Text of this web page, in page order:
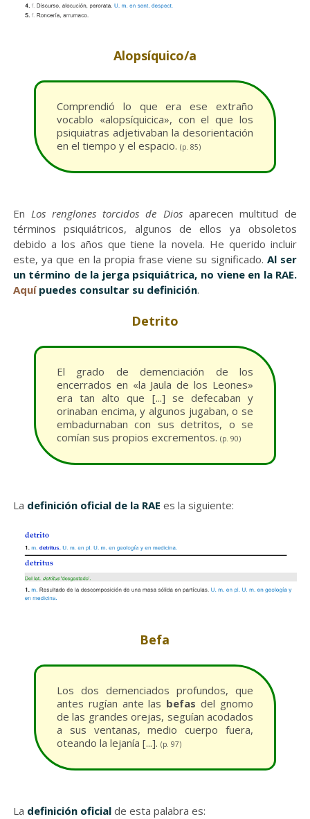
Alopsíquico/a
Comprendió lo que era ese extraño
vocablo «alopsíquicica», con el que los
psiquiatras adjetivaban la desorientación
en el tiempo y el espacio. (p. 85)
En Los renglones torcidos de Diosaparecen multitud de
términos psiquiátricos, algunos de ellos ya obsoletos
debido a los años que tiene la novela. He querido incluir
este, ya que en la propia frase viene su significado. Al ser
un término de la jerga psiquiátrica, no viene en la RAE.
Aquípuedes consultar su definición.
Detrito
El grado de demenciación de los
encerrados en «la Jaula de los Leones»
era tan alto que [...] se defecaban y
orinaban encima, y algunos jugaban, o se
embadurnaban con sus detritos, o se
comían sus propios excrementos. (p. 90)
La definición oficial de la RAE es la siguiente:
Befa
Los dos demenciados profundos, que
antes rugían ante las befas del gnomo
de las grandes orejas, seguían acodados
a sus ventanas, medio cuerpo fuera,
oteando la lejanía [...]. (p. 97)
La definición oficial de esta palabra es: